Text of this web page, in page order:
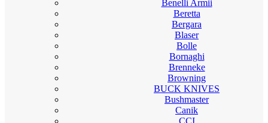
Benelli Armii
Beretta
Bergara
Blaser
Bolle
Bornaghi
Brenneke
Browning
BUCK KNIVES
Bushmaster
Canik
CCI